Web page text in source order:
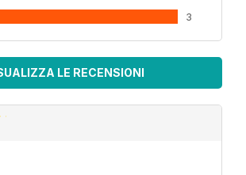
3
LE RECENSIONI